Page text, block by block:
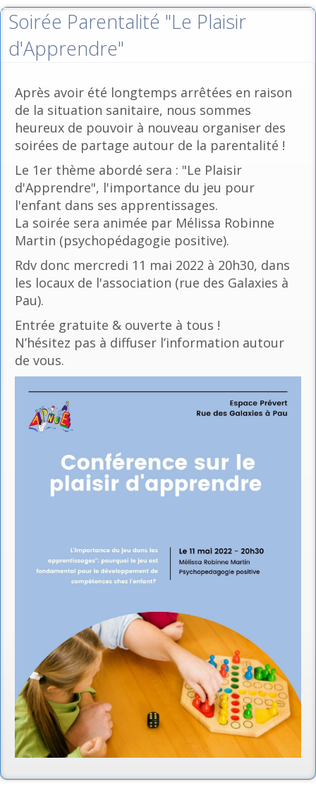
Soirée Parentalité "Le Plaisir
d'Apprendre"
Après avoir été longtemps arrêtées en raison
de la situation sanitaire, nous sommes
heureux de pouvoir à nouveau organiser des
soirées de partage autour de la parentalité !
Le 1er thème abordé sera : "Le Plaisir
d'Apprendre", l'importance du jeu pour
l'enfant dans ses apprentissages.
La soirée sera animée par Mélissa Robinne
Martin (psychopédagogie positive).
Rdv donc mercredi 11 mai 2022 à 20h30, dans
les locaux de l'association (rue des Galaxies à
Pau).
Entrée gratuite & ouverte à tous !
N’hésitez pas à diffuser l’information autour
de vous.